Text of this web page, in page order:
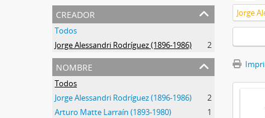
creador
Todos
Jorge Alessandri Rodríguez (1896-1986)
2
nombre
Todos
Jorge Alessandri Rodríguez (1896-1986)
2
Arturo Matte Larraín (1893-1980)
1
Jorge